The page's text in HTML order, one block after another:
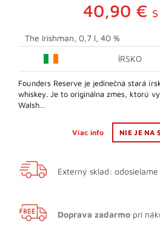
40,90 €
The Irishman, 0,7 l, 40 %
ÍRSKO
Founders Reserve je jedinečná stará
whiskey. Je to originálna zmes, ktorú
Walsh…
Viac info NIE JE NA
Externý sklad:
Doprava zadarmo pri